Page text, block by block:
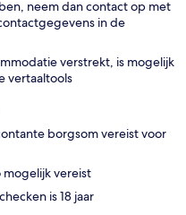
neem dan contact op met
in de
verstrekt, is mogelijk
vertaaltools
borgsom vereist voor
vereist
is 18 jaar